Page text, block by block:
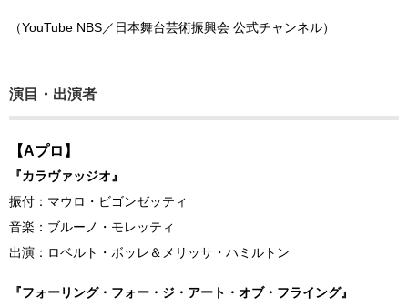
（YouTube NBS／日本舞台芸術振興会 公式チャンネル）
演目・出演者
【Aプロ】
『カラヴァッジオ』
振付：マウロ・ビゴンゼッティ
音楽：ブルーノ・モレッティ
出演：ロベルト・ボッレ＆メリッサ・ハミルトン
『フォーリング・フォー・ジ・アート・オブ・フライング』